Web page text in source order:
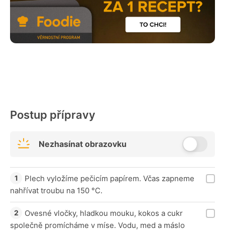
Postup přípravy
Nezhasínat obrazovku
Plech vyložíme pečicím papírem. Včas zapneme
nahřívat troubu na 150 °C.
Ovesné vločky, hladkou mouku, kokos a cukr
společně promícháme v míse. Vodu, med a máslo